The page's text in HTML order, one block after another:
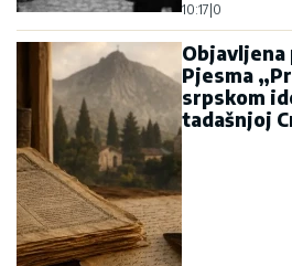
10:17 0
Objavljena
Pjesma
srpskom
tadašnjoj